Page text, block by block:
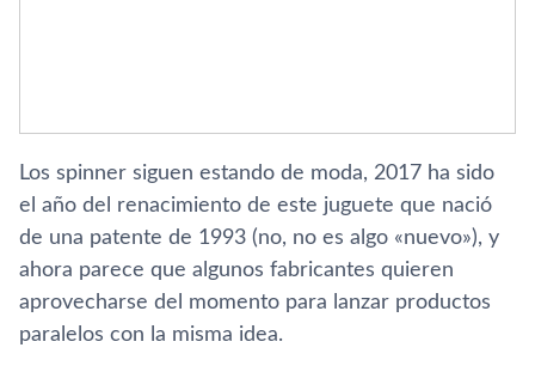
Los spinner siguen estando de moda, 2017 ha sido
el año del renacimiento de este juguete que nació
de una patente de 1993 (no, no es algo «nuevo»), y
ahora parece que algunos fabricantes quieren
aprovecharse del momento para lanzar productos
paralelos con la misma idea.